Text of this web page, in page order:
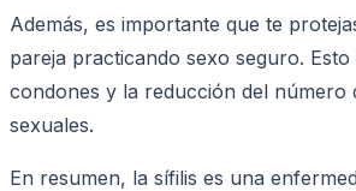
Además, es importante que te
pareja practicando sexo seguro.
condones y la reducción del número
sexuales.
En resumen, la sífilis es una